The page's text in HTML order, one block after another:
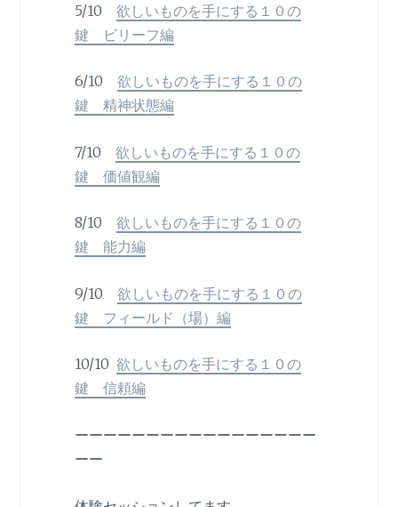
5/10 欲しいものを手にする１０の
鍵 ビリーフ編
6/10 欲しいものを手にする１０の
鍵 精神状態編
7/10 欲しいものを手にする１０の
鍵 価値観編
8/10 欲しいものを手にする１０の
鍵 能力編
9/10 欲しいものを手にする１０の
鍵 フィールド（場）編
10/10 欲しいものを手にする１０の
鍵 信頼編
ーーーーーーーーーーーーーーーーー
ーー